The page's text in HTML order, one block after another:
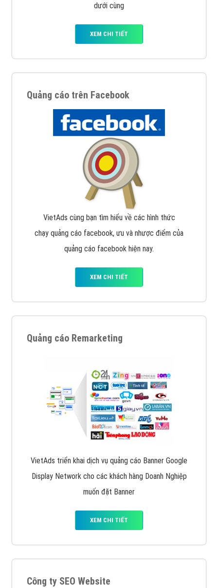
dưới cùng
XEM CHI TIẾT
Quảng cáo trên Facebook
VietAds cùng bạn tìm hiểu về các hình thức
chạy quảng cáo facebook, ưu và nhược điểm của
quảng cáo facebook hiện nay.
XEM CHI TIẾT
Quảng cáo Remarketing
VietAds triển khai dịch vụ quảng cáo Banner Google
Display Network cho các khách hàng Doanh Nghiệp
muốn đặt Banner
XEM CHI TIẾT
Công ty SEO Website